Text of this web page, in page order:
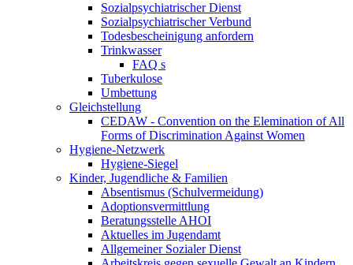
Sozialpsychiatrischer Dienst
Sozialpsychiatrischer Verbund
Todesbescheinigung anfordern
Trinkwasser
FAQ s
Tuberkulose
Umbettung
Gleichstellung
CEDAW - Convention on the Elemination of All
Forms of Discrimination Against Women
Hygiene-Netzwerk
Hygiene-Siegel
Kinder, Jugendliche & Familien
Absentismus (Schulvermeidung)
Adoptionsvermittlung
Beratungsstelle AHOI
Aktuelles im Jugendamt
Allgemeiner Sozialer Dienst